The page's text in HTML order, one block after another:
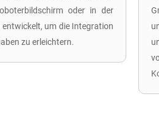
oder in der
um die Integration
zu erleichtern.